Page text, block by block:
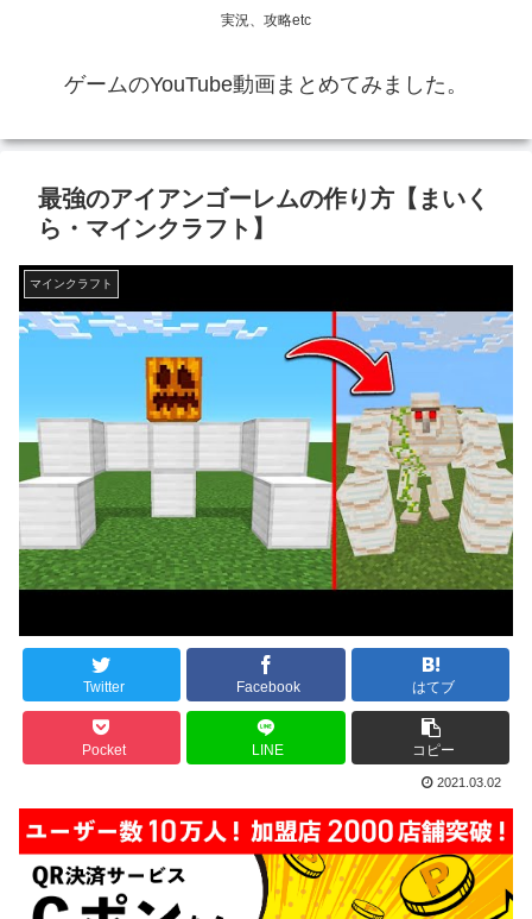
実況、攻略etc
ゲームのYouTube動画まとめてみました。
最強のアイアンゴーレムの作り方【まいく
ら・マインクラフト】
マインクラフト
Twitter Facebook はてブ
Pocket LINE コピー
2021.03.02